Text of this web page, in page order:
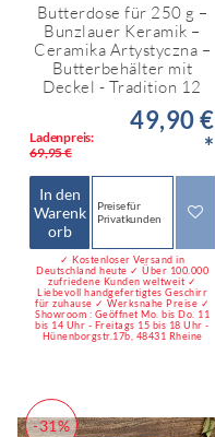
Butterdose für 250 g –
Bunzlauer Keramik –
Ceramika Artystyczna –
Butterbehälter mit
Deckel - Tradition 12
Ladenpreis:
69,95 €
49,90 €
*
In den
Warenk
orb
Preise für
Privatkunden
✓ Kostenloser Versand in
Deutschland heute ✓ Über 100.000
zufriedene Kunden weltweit ✓
Liebevoll handgefertigtes Geschirr
für zuhause ✓ Werksnahe Preise ✓
Showroom : Geöffnet Mo. bis Do. 11
bis 14 Uhr - Freitags 15 bis 18 Uhr -
Hünenborgstr.17b, 48431 Rheine
-31%